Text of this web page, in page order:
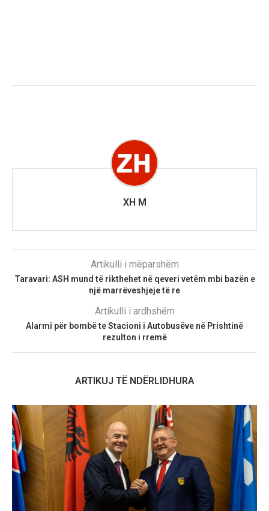
XH M
Artikulli i mëparshëm
Taravari: ASH mund të rikthehet në qeveri vetëm mbi bazën e
një marrëveshjeje të re
Artikulli i ardhshëm
Alarmi për bombë te Stacioni i Autobusëve në Prishtinë
rezulton i rremë
ARTIKUJ TË NDËRLIDHURA